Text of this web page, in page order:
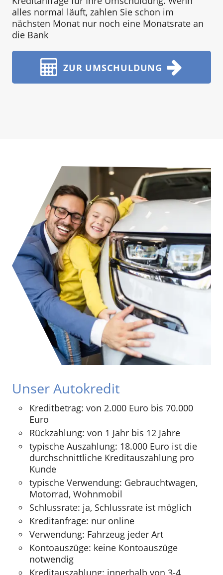
alles normal läuft, zahlen Sie schon im
nächsten Monat nur noch eine Monatsrate an
die Bank
ZUR UMSCHULDUNG
Unser Autokredit
Kreditbetrag: von 2.000 Euro bis 70.000
Euro
Rückzahlung: von 1 Jahr bis 12 Jahre
typische Auszahlung: 18.000 Euro ist die
durchschnittliche Kreditauszahlung pro
Kunde
typische Verwendung: Gebrauchtwagen,
Motorrad, Wohnmobil
Schlussrate: ja, Schlussrate ist möglich
Kreditanfrage: nur online
Verwendung: Fahrzeug jeder Art
Kontoauszüge: keine Kontoauszüge
notwendig
Kreditauszahlung: innerhalb von 3-4